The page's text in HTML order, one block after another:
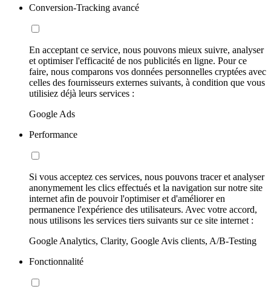
Conversion-Tracking avancé
En acceptant ce service, nous pouvons mieux suivre, analyser
et optimiser l'efficacité de nos publicités en ligne. Pour ce
faire, nous comparons vos données personnelles cryptées avec
celles des fournisseurs externes suivants, à condition que vous
utilisiez déjà leurs services :
Google Ads
Performance
Si vous acceptez ces services, nous pouvons tracer et analyser
anonymement les clics effectués et la navigation sur notre site
internet afin de pouvoir l'optimiser et d'améliorer en
permanence l'expérience des utilisateurs. Avec votre accord,
nous utilisons les services tiers suivants sur ce site internet :
Google Analytics, Clarity, Google Avis clients, A/B-Testing
Fonctionnalité